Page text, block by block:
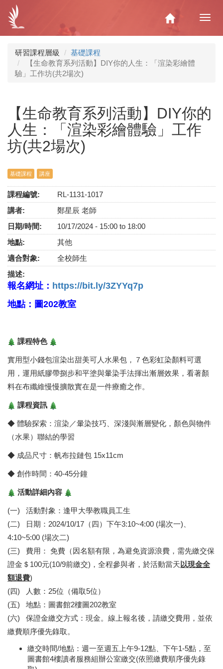
內
Home
研習課程層級
基礎課程
【生命教育系列活動】DIY你的人生：「渲染彩繪體
驗」工作坊(共2場次)
【生命教育系列活動】DIY你的
人生：「渲染彩繪體驗」工作
坊(共2場次)
基礎課程 講座
課程編號:
RL-1131-1017
講者:
鄭星辰 老師
日期/時間:
10/17/2024 - 15:00 to 18:00
地點:
其他
適合對象:
全校師生
描述:
報名網址： https://bit.ly/3ZYYq7p
地點：圖202教室
課程特色
實用型小錢包渲染出甜美可人水果包，７色彩虹染顏料可選
用，運用紙膠帶捌步和平塗與暈染手法揮出漸層效果，看著顏
料在布纖維慢慢擴散實在是一件療癒之作。
課程資訊
◆ 體驗探索：渲染／暈染技巧、深淺與漸層變化，顏色與物件
（水果）聯結的學習
◆ 成品尺寸：帆布拉鏈包 15x11cm
◆ 創作時間：40-45分鐘
活動詳細內容
(一) 活動對象：逢甲大學教職員工生
(二) 日期：2024/10/17（四）下午3:10~4:00 (場次一)、
4:10~5:00 (場次二)
(三) 費用： 免費（因名額有限，為避免資源浪費，需先繳交保
證金＄100元(10/9前繳交)，全程參與者，於活動當天 以現金全
額退費)
(四) 人數：25位（備取5位）
(五) 地點：圖書館2樓圖202教室
(六) 保證金繳交方式：現金。線上報名後，請繳交費用，並依
繳費順序優先錄取。
繳交時間/地點：週一至週五上午9-12點、下午1-5點，至
圖書館4樓讀者服務組辦公室繳交(依照繳費順序優先錄